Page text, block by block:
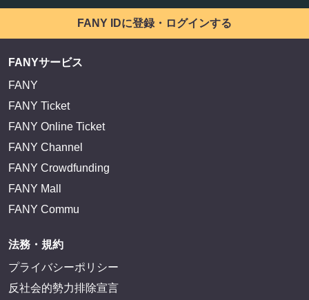
FANY IDに登録・ログインする
FANYサービス
FANY
FANY Ticket
FANY Online Ticket
FANY Channel
FANY Crowdfunding
FANY Mall
FANY Commu
法務・規約
プライバシーポリシー
反社会的勢力排除宣言